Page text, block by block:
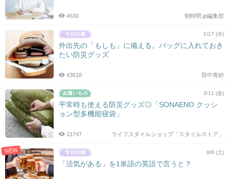
朝時間.jp編集部
4630
1/17 (水)
外出先の「もしも」に備える。バッグに入れておき
たい防災グッズ
田中青紗
43618
3/11 (金)
平常時も使える防災グッズ◎「SONAENO クッシ
ョン型多機能寝袋」
ライフスタイルショップ「スタイルストア」
11747
NEW 8/8 (土)
「活気がある」を1単語の英語で言うと？